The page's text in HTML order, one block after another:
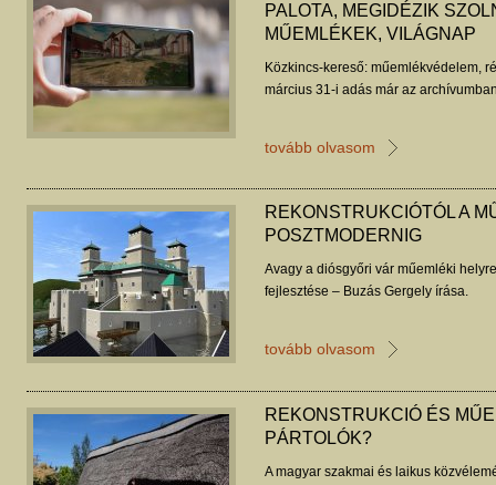
PALOTA, MEGIDÉZIK
MŰEMLÉKEK, VILÁGNAP
Közkincs-kereső: műemlékvédelem,
március 31-i adás már az
tovább olvasom
REKONSTRUKCIÓTÓL A
POSZTMODERNIG
Avagy a diósgyőri vár műemléki
fejlesztése – Buzás Gergely írása.
tovább olvasom
REKONSTRUKCIÓ ÉS
PÁRTOLÓK?
A magyar szakmai és laikus